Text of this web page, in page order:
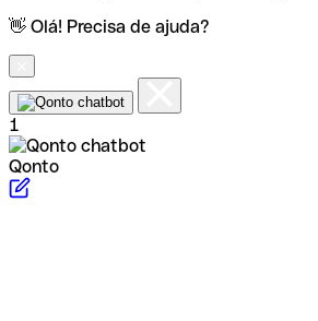
👋 Olá! Precisa de ajuda?
1
Qonto